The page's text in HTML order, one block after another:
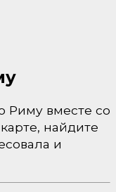
Риму вместе со
найдите
и